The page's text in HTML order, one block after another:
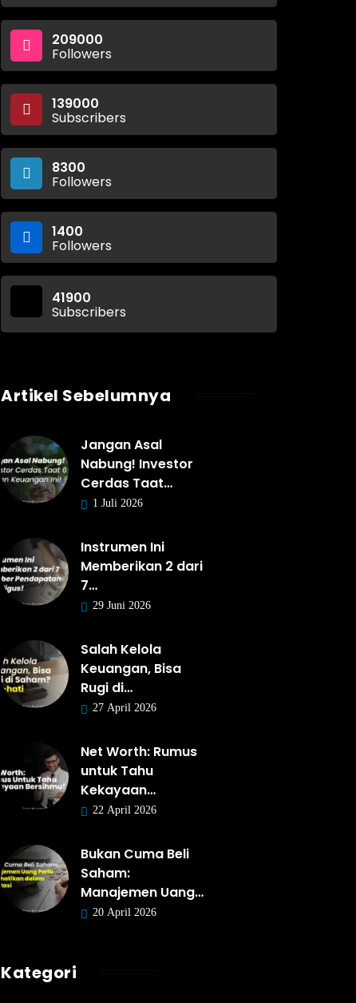
209000
Followers
139000
Subscribers
8300
Followers
1400
Followers
41900
Subscribers
Artikel Sebelumnya
Jangan Asal
Nabung! Investor
Cerdas Taat…
1 Juli 2026
Instrumen Ini
Memberikan 2 dari
7…
29 Juni 2026
Salah Kelola
Keuangan, Bisa
Rugi di…
27 April 2026
Net Worth: Rumus
untuk Tahu
Kekayaan…
22 April 2026
Bukan Cuma Beli
Saham:
Manajemen Uang…
20 April 2026
Kategori